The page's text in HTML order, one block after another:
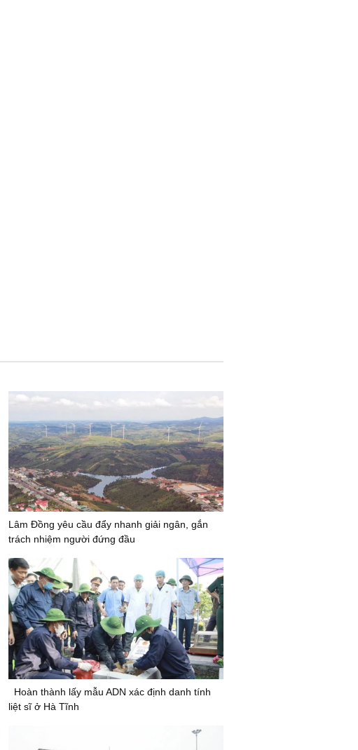
Lâm Đồng yêu cầu đẩy nhanh giải ngân, gắn
trách nhiệm người đứng đầu
Hoàn thành lấy mẫu ADN xác định danh tính
liệt sĩ ở Hà Tĩnh